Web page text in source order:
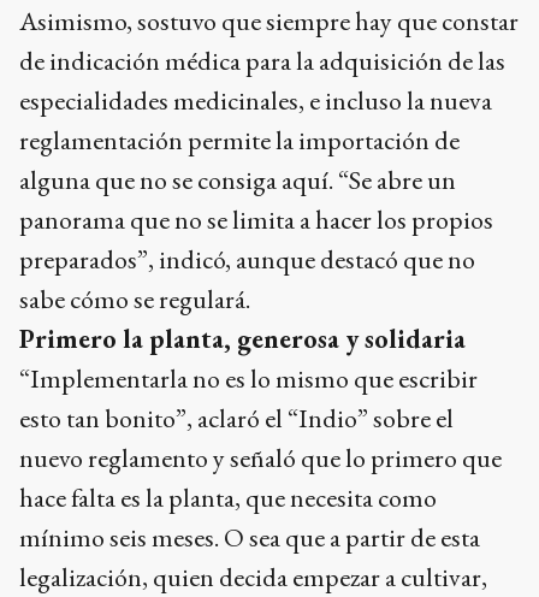
Asimismo, sostuvo que siempre hay que constar
de indicación médica para la adquisición de las
especialidades medicinales, e incluso la nueva
reglamentación permite la importación de
alguna que no se consiga aquí. “Se abre un
panorama que no se limita a hacer los propios
preparados”, indicó, aunque destacó que no
sabe cómo se regulará.
Primero la planta, generosa y solidaria
“Implementarla no es lo mismo que escribir
esto tan bonito”, aclaró el “Indio” sobre el
nuevo reglamento y señaló que lo primero que
hace falta es la planta, que necesita como
mínimo seis meses. O sea que a partir de esta
legalización, quien decida empezar a cultivar,